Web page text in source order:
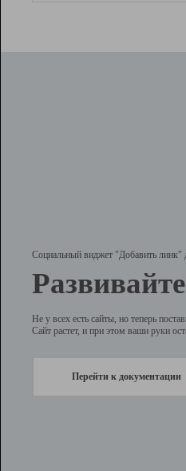
Социальный виджет "Добавить линк"
Не у всех есть сайты, но теперь
Сайт растет, и при этом ваши руки
Перейти к документации